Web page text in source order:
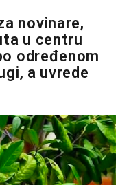
novinare,
u centru
određenom
a uvrede